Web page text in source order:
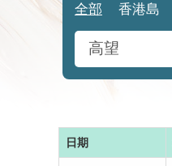
全部 香港島
日期